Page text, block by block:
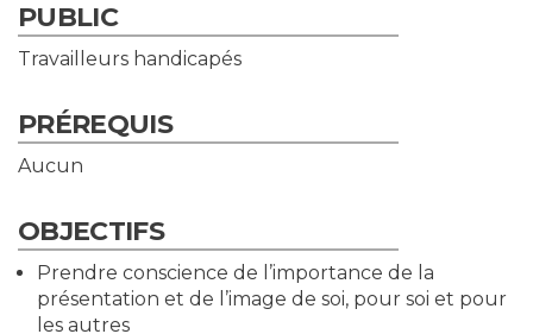
PUBLIC
Travailleurs handicapés
PRÉREQUIS
Aucun
OBJECTIFS
Prendre conscience de l’importance de la
présentation et de l’image de soi, pour soi et pour
les autres